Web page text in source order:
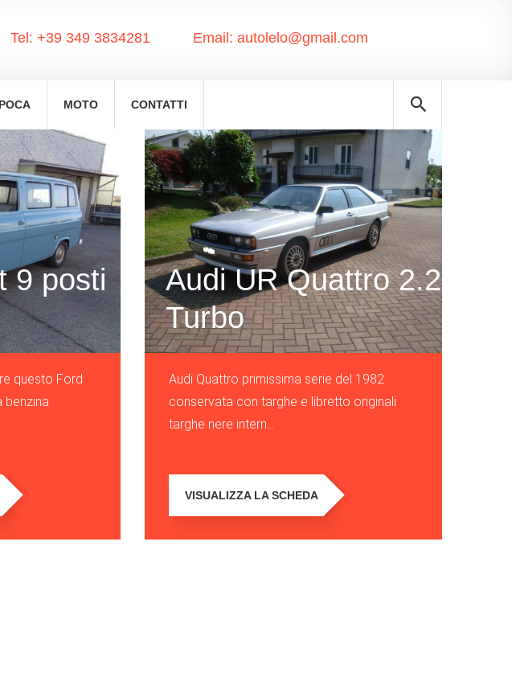
Tel: +39 349 3834281 Email: autolelo@gmail.com
MOTO CONTATTI
9 posti
questo Ford
benzina
Audi UR Quattro 2.2
Turbo
Audi Quattro primissima serie del 1982
conservata con targhe e libretto originali
targhe nere intern...
VISUALIZZA LA SCHEDA